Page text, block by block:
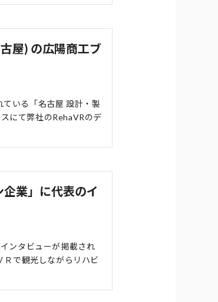
屋) の広陽商工ブ
いる「名古屋 設計・製
にて弊社のRehaVRのデ
業」に代表のイ
ンタビューが掲載され
で観光しながらリハビ